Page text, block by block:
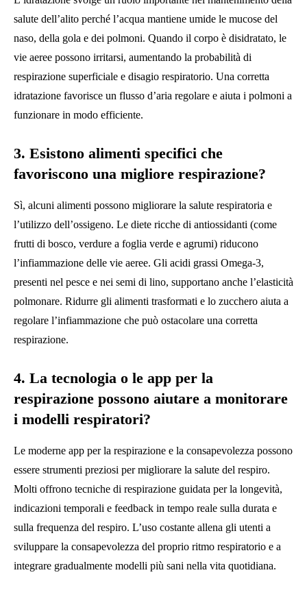
salute dell’alito perché l’acqua mantiene umide le mucose del
naso, della gola e dei polmoni. Quando il corpo è disidratato, le
vie aeree possono irritarsi, aumentando la probabilità di
respirazione superficiale e disagio respiratorio. Una corretta
idratazione favorisce un flusso d’aria regolare e aiuta i polmoni a
funzionare in modo efficiente.
3. Esistono alimenti specifici che
favoriscono una migliore respirazione?
Sì, alcuni alimenti possono migliorare la salute respiratoria e
l’utilizzo dell’ossigeno. Le diete ricche di antiossidanti (come
frutti di bosco, verdure a foglia verde e agrumi) riducono
l’infiammazione delle vie aeree. Gli acidi grassi Omega-3,
presenti nel pesce e nei semi di lino, supportano anche l’elasticità
polmonare. Ridurre gli alimenti trasformati e lo zucchero aiuta a
regolare l’infiammazione che può ostacolare una corretta
respirazione.
4. La tecnologia o le app per la
respirazione possono aiutare a monitorare
i modelli respiratori?
Le moderne app per la respirazione e la consapevolezza possono
essere strumenti preziosi per migliorare la salute del respiro.
Molti offrono tecniche di respirazione guidata per la longevità,
indicazioni temporali e feedback in tempo reale sulla durata e
sulla frequenza del respiro. L’uso costante allena gli utenti a
sviluppare la consapevolezza del proprio ritmo respiratorio e a
integrare gradualmente modelli più sani nella vita quotidiana.